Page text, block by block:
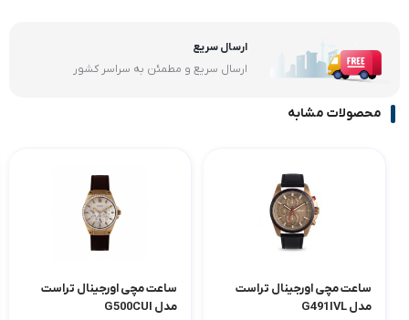
ارسال سریع
ارسال سریع و مطمئن به سراسر کشور
محصولات مشابه
ساعت مچی اورجینال تراست
مدل G491IVL
ساعت مچی اورجینال تراست
مدل G500CUI